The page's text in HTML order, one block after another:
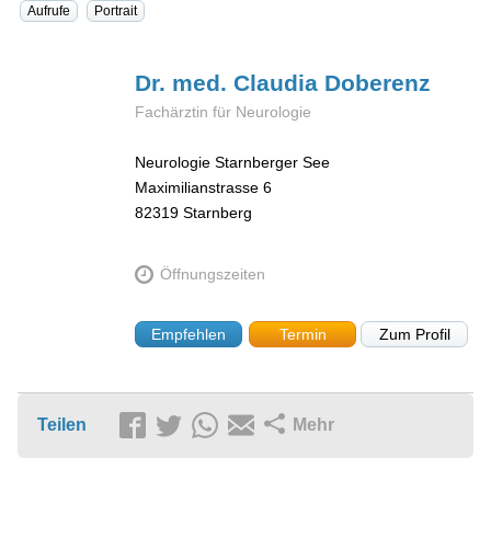
Aufrufe
Portrait
Dr. med. Claudia Doberenz
Fachärztin für Neurologie
Neurologie Starnberger See
Maximilianstrasse 6
82319 Starnberg
Öffnungszeiten
Empfehlen Termin Zum Profil
Teilen Mehr